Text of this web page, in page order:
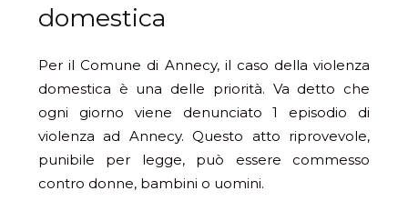
domestica
Per il Comune di Annecy, il caso della violenza
domestica è una delle priorità. Va detto che
ogni giorno viene denunciato 1 episodio di
violenza ad Annecy. Questo atto riprovevole,
punibile per legge, può essere commesso
contro donne, bambini o uomini.